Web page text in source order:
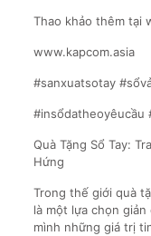
Thao khảo thêm tại
www.kapcom.asia
#sanxuatsotay
#insổdatheoyêucầu
Quà Tặng Sổ Tay:
Hứng
Trong thế giới quà
là một lựa chọn
mình những giá trị